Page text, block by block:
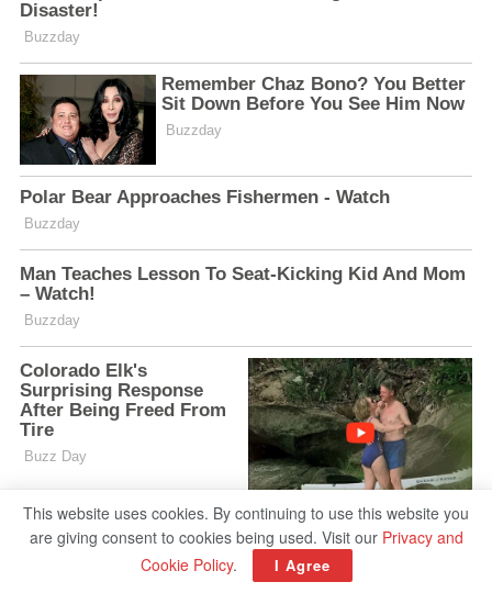
This website uses cookies. By continuing to use this website you
are giving consent to cookies being used. Visit our Privacy and
Cookie Policy. I Agree